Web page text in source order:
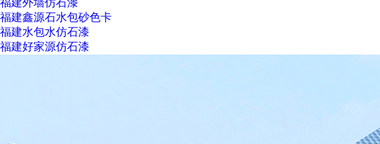
福建外墙仿石漆
福建鑫源石水包砂色卡
福建水包水仿石漆
福建好家源仿石漆